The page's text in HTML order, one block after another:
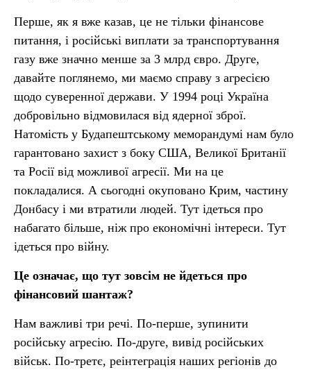
Перше, як я вже казав, це не тільки фінансове
питання, і російські виплати за транспортування
газу вже значно менше за 3 млрд євро. Друге,
давайте поглянемо, ми маємо справу з агресією
щодо суверенної держави. У 1994 році Україна
добровільно відмовилася від ядерної зброї.
Натомість у Будапештському меморандумі нам було
гарантовано захист з боку США, Великої Британії
та Росії від можливої агресії. Ми на це
покладалися. А сьогодні окуповано Крим, частину
Донбасу і ми втратили людей. Тут ідеться про
набагато більше, ніж про економічні інтереси. Тут
ідеться про війну.
Це означає, що тут зовсім не йдеться про
фінансовий шантаж?
Нам важливі три речі. По-перше, зупинити
російську агресію. По-друге, вивід російських
військ. По-третє, реінтеграція наших регіонів до